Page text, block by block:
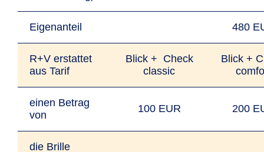
Eigenanteil 480
R+V erstattet
aus Tarif
Blick + Check
classic
Blick +
einen Betrag
von
100 EUR 200
die Brille